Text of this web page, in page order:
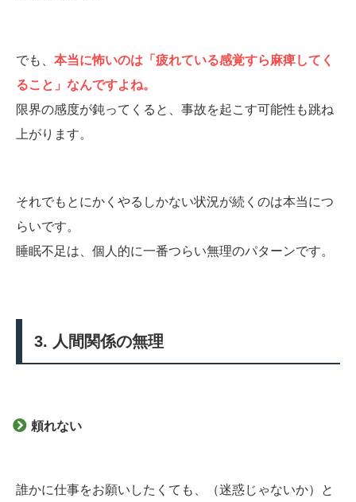
でも、 本当に怖いのは「疲れている感覚すら麻痺してく
ること」なんですよね。
限界の感度が鈍ってくると、事故を起こす可能性も跳ね
上がります。
それでもとにかくやるしかない状況が続くのは本当につ
らいです。
睡眠不足は、個人的に一番つらい無理のパターンです。
3. 人間関係の無理
頼れない
誰かに仕事をお願いしたくても、（迷惑じゃないか）と